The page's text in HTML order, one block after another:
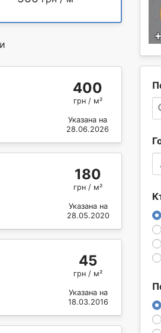
400
грн / м²
Указана на
28.06.2026
180
грн / м²
Указана на
28.05.2020
45
грн / м²
Указана на
18.03.2016